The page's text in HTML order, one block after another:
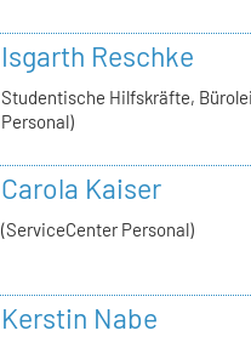
Isgarth Reschke
Studentische Hilfskräfte,
Personal)
Carola Kaiser
(ServiceCenter Personal)
Kerstin Nabe